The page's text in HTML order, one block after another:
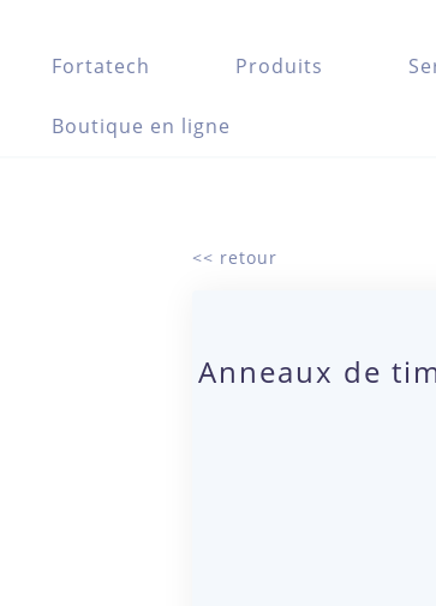
Fortatech Produits
Boutique en ligne
<< retour
Anneaux de